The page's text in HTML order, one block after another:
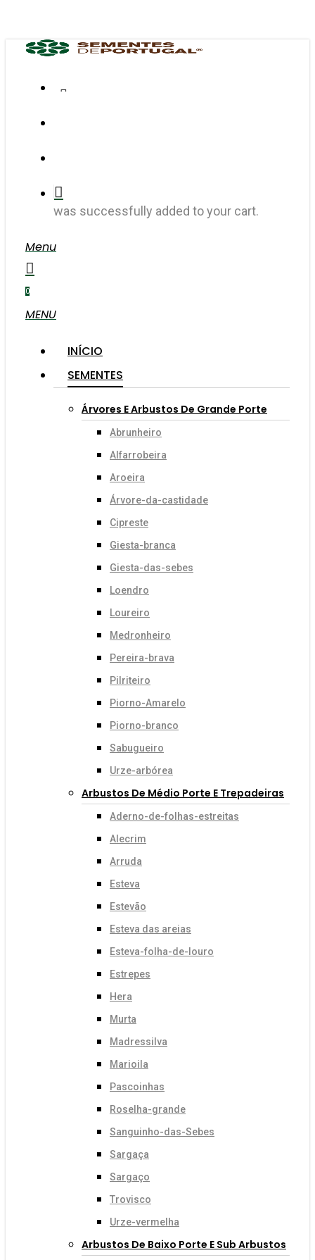
content
was successfully added to your cart.
Menu
search
account
0
MENU
INÍCIO
SEMENTES
Árvores E Arbustos De Grande Porte
Abrunheiro
Alfarrobeira
Aroeira
Árvore-da-castidade
Cipreste
Giesta-branca
Giesta-das-sebes
Loendro
Loureiro
Medronheiro
Pereira-brava
Pilriteiro
Piorno-Amarelo
Piorno-branco
Sabugueiro
Urze-arbórea
Arbustos De Médio Porte E Trepadeiras
Aderno-de-folhas-estreitas
Alecrim
Arruda
Esteva
Estevão
Esteva das areias
Esteva-folha-de-louro
Estrepes
Hera
Murta
Madressilva
Marioila
Pascoinhas
Roselha-grande
Sanguinho-das-Sebes
Sargaça
Sargaço
Trovisco
Urze-vermelha
Arbustos De Baixo Porte E Sub Arbustos